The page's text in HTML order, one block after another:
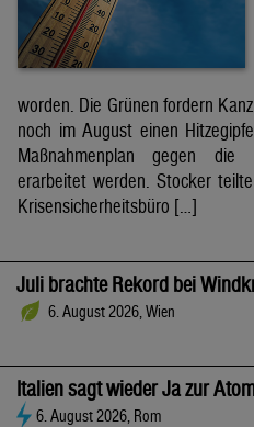
worden. Die Grünen fordern
noch im August einen
Maßnahmenplan gegen die
erarbeitet werden. Stocker
Krisensicherheitsbüro […]
Juli brachte Rekord bei
6. August 2026, Wien
Italien sagt wieder Ja zur
6. August 2026, Rom